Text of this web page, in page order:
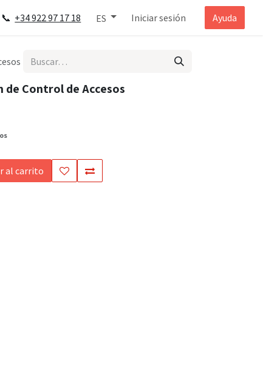
+34 922 97 17 18 ES Iniciar sesión Ayuda
Control de Accesos
al carrito